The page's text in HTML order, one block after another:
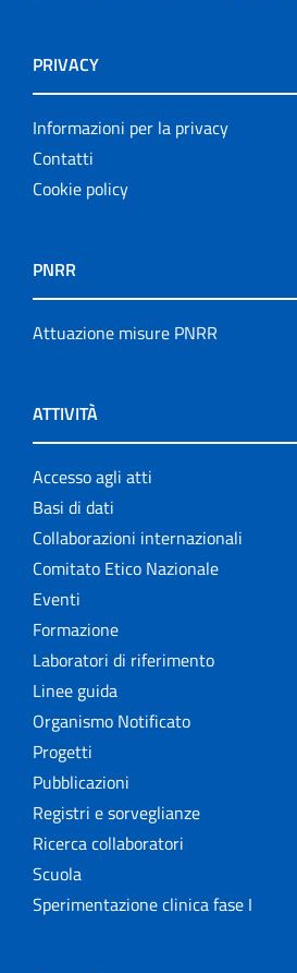
PRIVACY
Informazioni per la privacy
Contatti
Cookie policy
PNRR
Attuazione misure PNRR
ATTIVITÀ
Accesso agli atti
Basi di dati
Collaborazioni internazionali
Comitato Etico Nazionale
Eventi
Formazione
Laboratori di riferimento
Linee guida
Organismo Notificato
Progetti
Pubblicazioni
Registri e sorveglianze
Ricerca collaboratori
Scuola
Sperimentazione clinica fase I